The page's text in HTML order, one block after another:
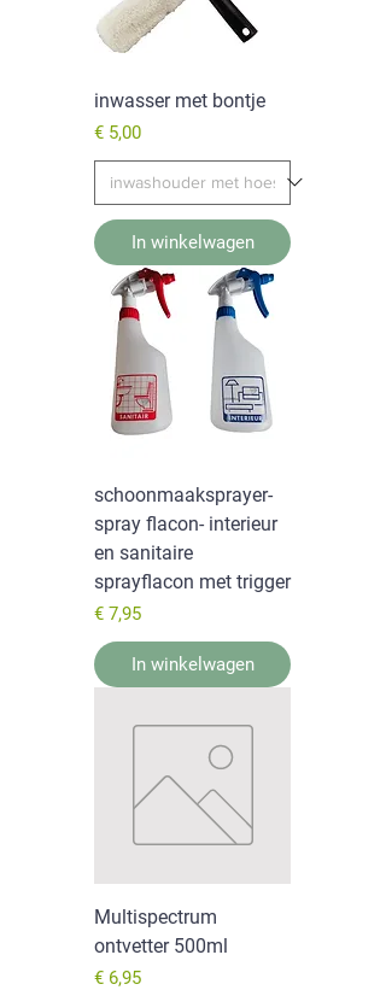
inwasser met bontje
Prijs
€ 5,00
In winkelwagen
schoonmaaksprayer-
spray flacon- interieur
en sanitaire
sprayflacon met trigger
Prijs
€ 7,95
In winkelwagen
Multispectrum
ontvetter 500ml
Prijs
€ 6,95